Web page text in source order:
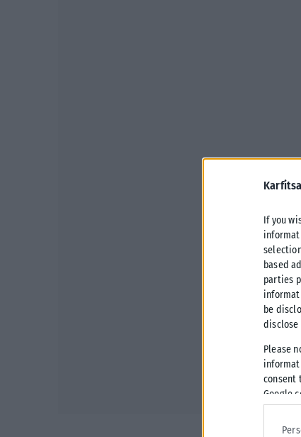
If you
based
parties
be
Please
consent
Google